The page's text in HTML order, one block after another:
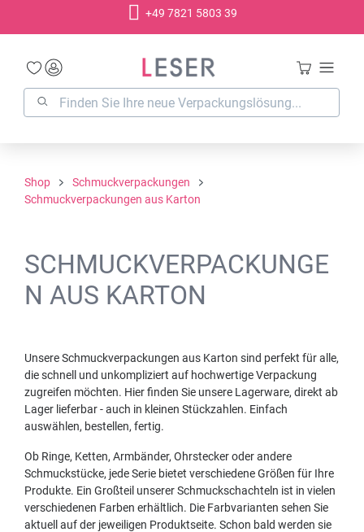
+49 7821 5803 39
Shop
Schmuckverpackungen
Schmuckverpackungen aus Karton
SCHMUCKVERPACKUNGE
N AUS KARTON
Unsere Schmuckverpackungen aus Karton sind perfekt für alle,
die schnell und unkompliziert auf hochwertige Verpackung
zugreifen möchten. Hier finden Sie unsere Lagerware, direkt ab
Lager lieferbar - auch in kleinen Stückzahlen. Einfach
auswählen, bestellen, fertig.
Ob Ringe, Ketten, Armbänder, Ohrstecker oder andere
Schmuckstücke, jede Serie bietet verschiedene Größen für Ihre
Produkte. Ein Großteil unserer Schmuckschachteln ist in vielen
verschiedenen Farben erhältlich. Die Farbvarianten sehen Sie
aktuell auf der jeweiligen Produktseite. Schon bald werden sie